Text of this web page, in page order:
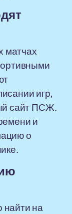
матчах
игр,
сайт ПСЖ.
и
о
на